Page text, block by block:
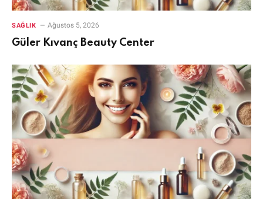
SAĞLIK Ağustos 5, 2026
Güler Kıvanç Beauty Center